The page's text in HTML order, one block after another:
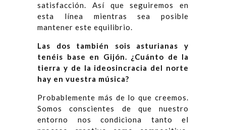
satisfacción. Así que seguiremos en
esta línea mientras sea posible
mantener este equilibrio.
Las dos también sois asturianas y
tenéis base en Gijón. ¿Cuánto de la
tierra y de la ideosincracia del norte
hay en vuestra música?
Probablemente más de lo que creemos.
Somos conscientes de que nuestro
entorno nos condiciona tanto el